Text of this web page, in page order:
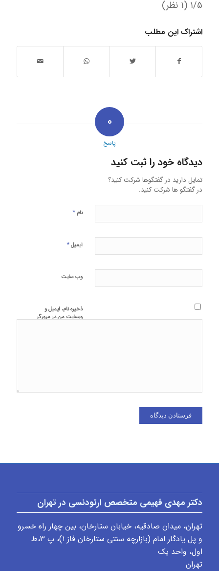
‫۱/۵ ‫(۱ نظر)
اشتراک این مطلب
۰
پاسخ
دیدگاه خود را ثبت کنید
تمایل دارید در گفتگوها شرکت کنید؟
در گفتگو ها شرکت کنید.
نام *
ایمیل*
وب‌ سایت
ذخیره نام، ایمیل و
وبسایت من در مرورگر
دکتر مهدی فهیمی متخصص ارتودنسی در تهران
تهران، میدان صادقیه، خیابان ستارخان، بین چهار راه خسرو
و پل یادگار امام (بازارچه سنتی ستارخان فاز ۱)، پ ٣،ط
اول، واحد یک
تهران